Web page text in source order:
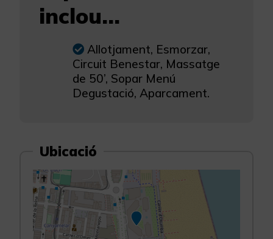
inclou...
Allotjament, Esmorzar,
Circuit Benestar, Massatge
de 50’, Sopar Menú
Degustació, Aparcament.
Ubicació